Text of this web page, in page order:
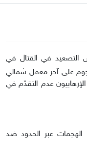
التصعيد في القتال في
على آخر معقل شمالي
عدم التقدّم في
المكون من 15 عضوا الهجمات عبر الحدود ضد